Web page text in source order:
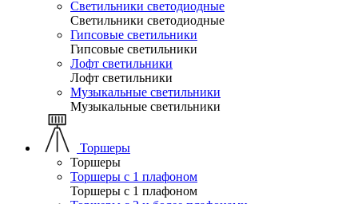
Светильники светодиодные
Светильники светодиодные
Гипсовые светильники
Гипсовые светильники
Лофт светильники
Лофт светильники
Музыкальные светильники
Музыкальные светильники
Торшеры
Торшеры
Торшеры с 1 плафоном
Торшеры с 1 плафоном